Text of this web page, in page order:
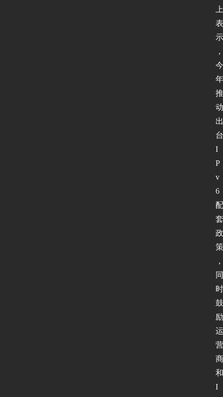
上
表
示
，
今
年
推
动
出
台
I
P
v
6
配
套
政
策
，
同
时
鼓
励
运
营
商
和
I